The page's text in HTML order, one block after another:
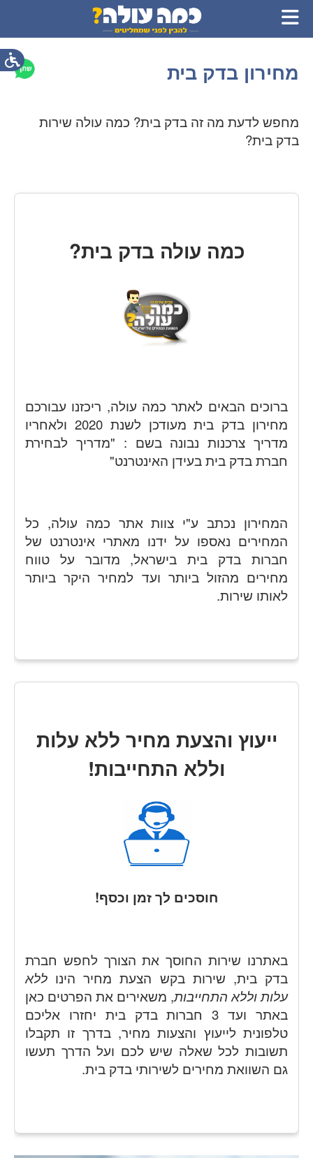
מחירון בדק בית
מחפש לדעת מה זה בדק בית? כמה עולה שירות
בדק בית?
כמה עולה בדק בית?
ברוכים הבאים לאתר כמה עולה, ריכזנו עבורכם
מחירון בדק בית מעודכן לשנת 2020 ולאחריו
מדריך צרכנות נבונה בשם : "מדריך לבחירת
חברת בדק בית בעידן האינטרנט"
המחירון נכתב ע"י צוות אתר כמה עולה, כל
המחירים נאספו על ידנו מאתרי אינטרנט של
חברות בדק בית בישראל, מדובר על טווח
מחירים מהזול ביותר ועד למחיר היקר ביותר
לאותו שירות.
ייעוץ והצעת מחיר ללא עלות
וללא התחייבות!
חוסכים לך זמן וכסף!
באתרנו שירות החוסך את הצורך לחפש חברת
בדק בית, שירות בקש הצעת מחיר הינו ללא
עלות וללא התחייבות, משאירים את הפרטים כאן
באתר ועד 3 חברות בדק בית יחזרו אליכם
טלפונית לייעוץ והצעות מחיר, בדרך זו תקבלו
תשובות לכל שאלה שיש לכם ועל הדרך תעשו
גם השוואת מחירים לשירותי בדק בית.